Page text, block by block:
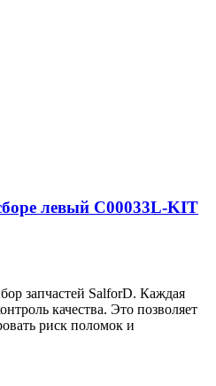
левый C00033L-KIT
запчастей SalforD. Каждая
качества. Это позволяет
риск поломок и